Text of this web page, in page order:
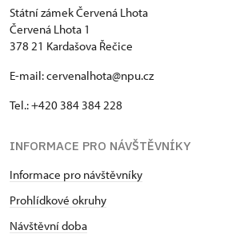
Státní zámek Červená Lhota
Červená Lhota 1
378 21 Kardašova Řečice
E-mail: cervenalhota@npu.cz
Tel.: +420 384 384 228
INFORMACE PRO NÁVŠTĚVNÍKY
Informace pro návštěvníky
Prohlídkové okruhy
Návštěvní doba